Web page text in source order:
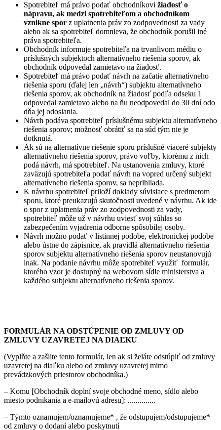
Spotrebiteľ má právo podať obchodníkovi žiadosť o
nápravu, ak medzi spotrebiteľom a obchodníkom
vznikne spor z uplatnenia práv zo zodpovednosti za vady
alebo ak sa spotrebiteľ domnieva, že obchodník porušil iné
práva spotrebiteľa.
Obchodník informuje spotrebiteľa na trvanlivom médiu o
príslušných subjektoch alternatívneho riešenia sporov, ak
obchodník odpovedal zamietavo na žiadosť.
Spotrebiteľ má právo podať návrh na začatie alternatívneho
riešenia sporu (ďalej len „návrh“) subjektu alternatívneho
riešenia sporov, ak obchodník na žiadosť podľa odseku 1
odpovedal zamietavo alebo na ňu neodpovedal do 30 dní odo
dňa jej odoslania.
Návrh podáva spotrebiteľ príslušnému subjektu alternatívneho
riešenia sporov; možnosť obrátiť sa na súd tým nie je
dotknutá.
Ak sú na alternatívne riešenie sporu príslušné viaceré subjekty
alternatívneho riešenia sporov, právo voľby, ktorému z nich
podá návrh, má spotrebiteľ. Na ustanovenia zmluvy, ktoré
zaväzujú spotrebiteľa podať návrh na vopred určený subjekt
alternatívneho riešenia sporov, sa neprihliada.
K návrhu spotrebiteľ priloží doklady súvisiace s predmetom
sporu, ktoré preukazujú skutočnosti uvedené v návrhu. Ak ide
o spor z uplatnenia práv zo zodpovednosti za vady,
spotrebiteľ môže už v návrhu uviesť svoj súhlas so
zabezpečením vyjadrenia odborne spôsobilej osoby.
Návrh možno podať v listinnej podobe, elektronickej podobe
alebo ústne do zápisnice, ak pravidlá alternatívneho riešenia
sporov subjektu alternatívneho riešenia sporov neustanovujú
inak. Na podanie návrhu môže spotrebiteľ využiť formulár,
ktorého vzor je dostupný na webovom sídle ministerstva a
každého subjektu alternatívneho riešenia sporov.
FORMULÁR NA ODSTÚPENIE OD ZMLUVY OD
ZMLUVY UZAVRETEJ NA DIAĽKU
(Vyplňte a zašlite tento formulár, len ak si želáte odstúpiť od zmluvy
uzavretej na diaľku alebo od zmluvy uzavretej mimo
prevádzkových priestorov obchodníka.)
– Komu [Obchodník doplní svoje obchodné meno, sídlo alebo
miesto podnikania a e-mailovú adresu]: ..............
– Týmto oznamujem/oznamujeme* , že odstupujem/odstupujeme*
od zmluvy o dodaní alebo poskytnutí